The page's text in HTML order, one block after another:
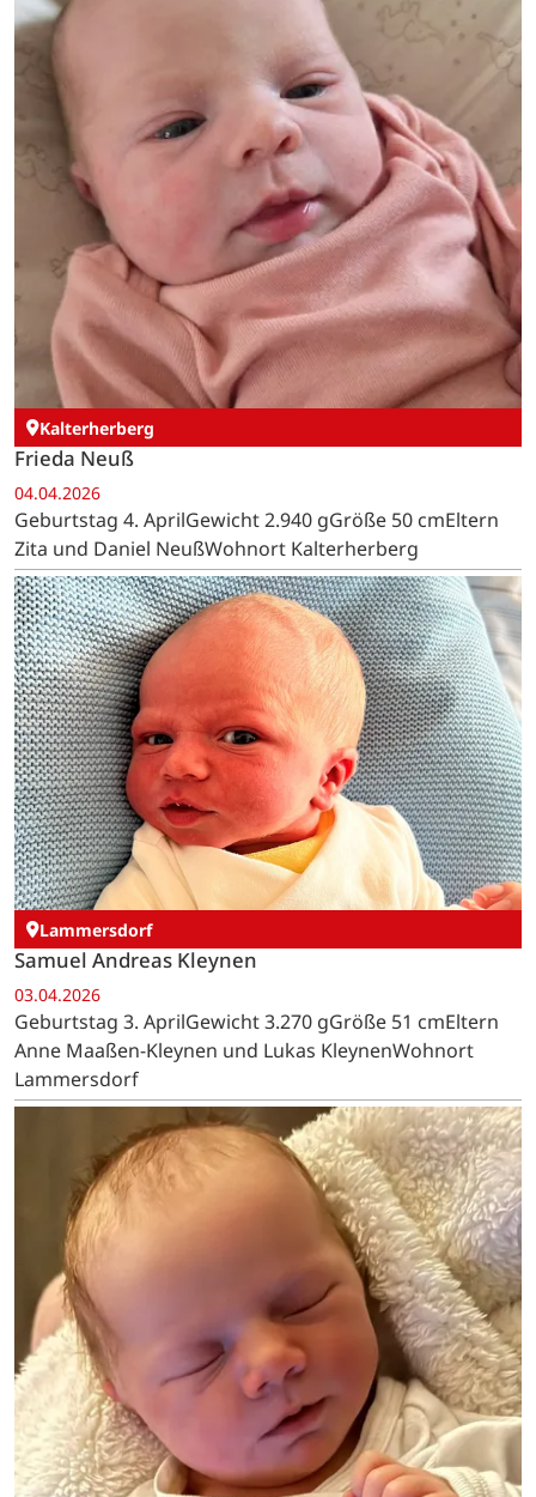
Kalterherberg
Frieda Neuß
04.04.2026
Geburtstag 4. AprilGewicht 2.940 gGröße 50 cmEltern
Zita und Daniel NeußWohnort Kalterherberg
Lammersdorf
Samuel Andreas Kleynen
03.04.2026
Geburtstag 3. AprilGewicht 3.270 gGröße 51 cmEltern
Anne Maaßen-Kleynen und Lukas KleynenWohnort
Lammersdorf